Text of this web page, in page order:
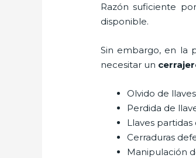
Razón suficiente
disponible.
Sin embargo, en la
necesitar un
Olvido de llaves
Perdida de
Llaves
Cerraduras
Manipulación